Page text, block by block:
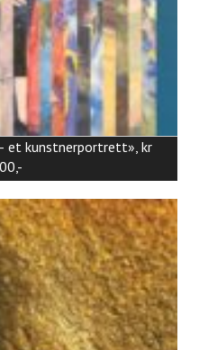
et kunstnerportrett», kr